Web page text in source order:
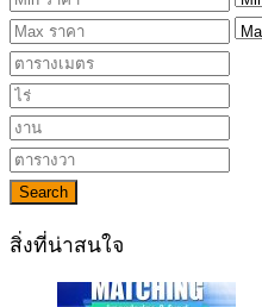
Search
สิ่งที่น่าสนใจ